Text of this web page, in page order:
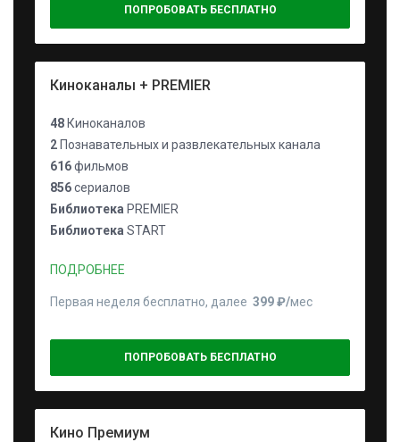
ПОПРОБОВАТЬ БЕСПЛАТНО
Киноканалы + PREMIER
48 Киноканалов
2 Познавательных и развлекательных канала
616фильмов
856сериалов
Библиотека PREMIER
Библиотека START
ПОДРОБНЕЕ
Первая неделя бесплатно, далее 399 ₽⁠/⁠мес
ПОПРОБОВАТЬ БЕСПЛАТНО
Кино Премиум